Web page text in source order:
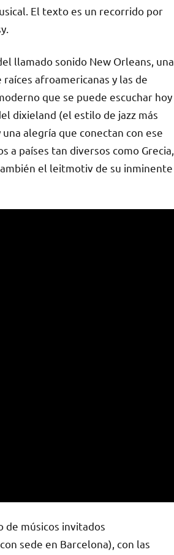
El texto es un recorrido por
llamado sonido New Orleans, una
afroamericanas y las de
que se puede escuchar hoy
dixieland (el estilo de jazz más
alegría que conectan con ese
países tan diversos como Grecia,
el leitmotiv de su inminente
de músicos invitados
sede en Barcelona), con las